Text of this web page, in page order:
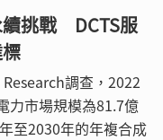
能夠輕鬆打造出研發
續挑戰 DCTS服
調查，2022
力市場規模為81.7億
至2030年的年複合成